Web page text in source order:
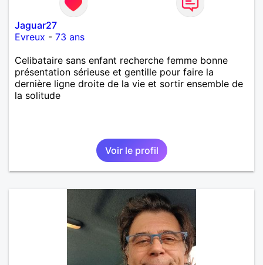
Jaguar27
Evreux - 73 ans
Celibataire sans enfant recherche femme bonne
présentation sérieuse et gentille pour faire la
dernière ligne droite de la vie et sortir ensemble de
la solitude
Voir le profil